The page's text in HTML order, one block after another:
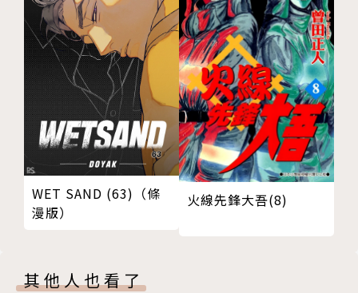
WET SAND (63)（條
漫版）
火線先鋒大吾(8)
其他人也看了